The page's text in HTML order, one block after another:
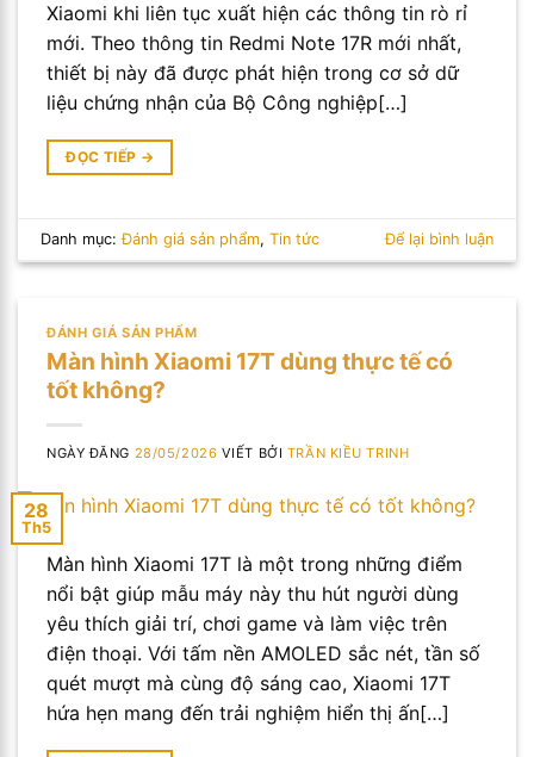
Xiaomi khi liên tục xuất hiện các thông tin rò rỉ
mới. Theo thông tin Redmi Note 17R mới nhất,
thiết bị này đã được phát hiện trong cơ sở dữ
liệu chứng nhận của Bộ Công nghiệp[…]
ĐỌC TIẾP →
Danh mục:Đánh giá sản phẩm,Tin tức Để lại bình luận
ĐÁNH GIÁ SẢN PHẨM
Màn hình Xiaomi 17T dùng thực tế có
tốt không?
NGÀY ĐĂNG 28/05/2026 VIẾT BỞI TRẦN KIỀU TRINH
28
Th5
Màn hình Xiaomi 17T là một trong những điểm
nổi bật giúp mẫu máy này thu hút người dùng
yêu thích giải trí, chơi game và làm việc trên
điện thoại. Với tấm nền AMOLED sắc nét, tần số
quét mượt mà cùng độ sáng cao, Xiaomi 17T
hứa hẹn mang đến trải nghiệm hiển thị ấn[…]